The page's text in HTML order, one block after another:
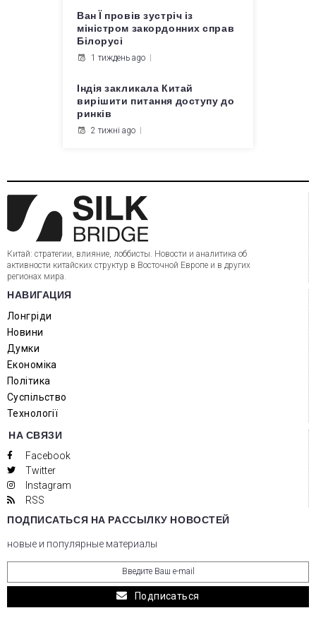
Ван Ї провів зустріч із
міністром закордонних справ
Білорусі
1 тиждень ago
Індія закликала Китай
вирішити питання доступу до
ринків
2 тижні ago
Китай: стратегии, влияние, лоббисты. Новости и аналитика об
активности китайских структур в Восточной Европе и в других
регионах мира.
НАВИГАЦИЯ
Лонгріди
Новини
Думки
Економіка
Політика
Суспільство
Технології
НА СВЯЗИ
Facebook
Twitter
Instagram
RSS
ПОДПИСАТЬСЯ НА РАССЫЛКУ НОВОСТЕЙ
новые и популярные материалы
Подписаться